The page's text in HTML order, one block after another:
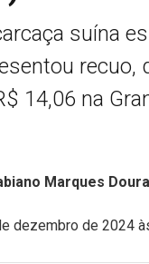
suína
recuo,
14,06 na
Marques
dezembro de 2024